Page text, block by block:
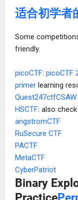
适合初学者
Some
friendly.
picoCTF: picoCTF
primer learning
Quest247ctf
HSCTF: also
angstromCTF
RuSecure CTF
PACTF
MetaCTF
CyberPatriot
Binary